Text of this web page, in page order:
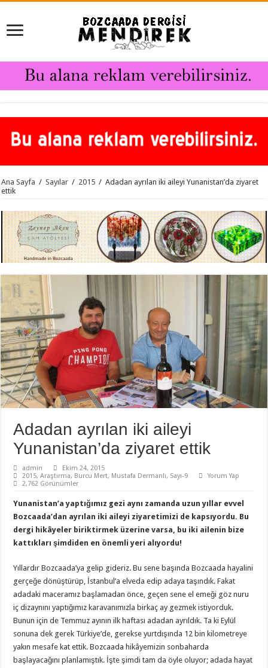
Ana Sayfa / Sayılar / 2015 / Adadan ayrılan iki aileyi Yunanistan’da ziyaret
ettik
Adadan ayrılan iki aileyi
Yunanistan’da ziyaret ettik
admin
Ekim 24, 2015
2015,Araştırma, Burcu Mert, Mustafa Dermanlı, Sayı-9
Yorum Yap
2,762 Görünümler
Yunanistan’a yaptığımız gezi aynı zamanda uzun yıllar evvel
Bozcaada’dan ayrılan iki aileyi ziyaretimizi de kapsıyordu. Bu
dergi hikâyeler biriktirmek üzerine varsa, bu iki ailenin bize
kattıkları şimdiden en önemli yeri alıyordu!
Yıllardır Bozcaada’ya gelip gideriz. Bu sene başında Bozcaada hayalini
gerçeğe dönüştürüp, İstanbul’a elveda edip adaya taşındık. Fakat
adadaki maceramız başlamadan önce, geçen sene el emeği göz nuru
iç dizaynını yaptığımız karavanımızla birkaç ay gezmek istiyorduk.
Bunun için de Temmuz ayının ilk haftası adadan ayrıldık. Ta ki Eylül
sonuna dek gerek Türkiye’de, gerekse yurtdışında 12 bin kilometreye
yakın mesafe kat ettik. Bozcaada hikâyemizin sonbaharda
başlayacağını planlamıştık. İşte şimdi tam da öyle oluyor; adada hayat